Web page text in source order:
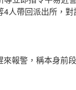
人帶回派出所，對
報警，稱本身前